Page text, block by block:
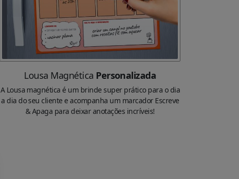
Lousa Magnética Personalizada
A Lousa magnética é um brinde super prático para o dia
a dia do seu cliente e acompanha um marcador Escreve
& Apaga para deixar anotações incríveis!